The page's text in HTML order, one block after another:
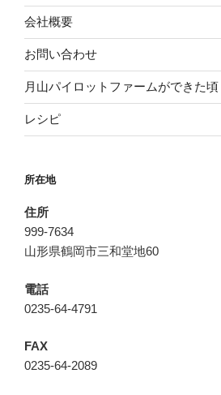
会社概要
お問い合わせ
月山パイロットファームができた頃
レシピ
所在地
住所
999-7634
山形県鶴岡市三和堂地60
電話
0235-64-4791
FAX
0235-64-2089